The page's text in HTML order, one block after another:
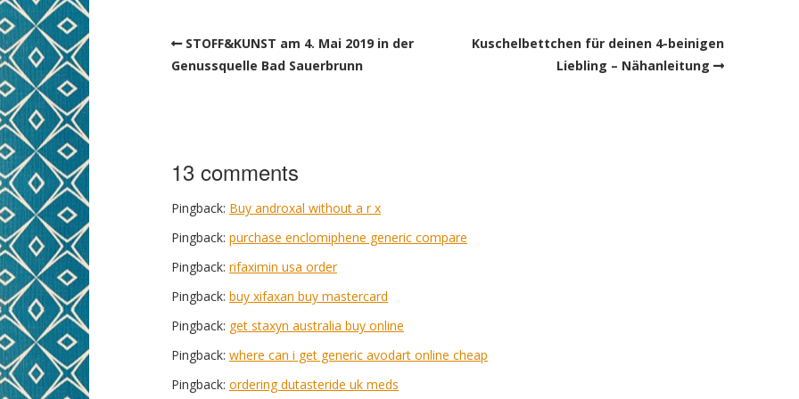
STOFF&KUNST am 4. Mai 2019 in der
Genussquelle Bad Sauerbrunn
Kuschelbettchen für deinen 4-beinigen
Liebling – Nähanleitung
13 comments
Pingback: Buy androxal without a r x
Pingback: purchase enclomiphene generic compare
Pingback: rifaximin usa order
Pingback: buy xifaxan buy mastercard
Pingback: get staxyn australia buy online
Pingback: where can i get generic avodart online cheap
Pingback: ordering dutasteride uk meds